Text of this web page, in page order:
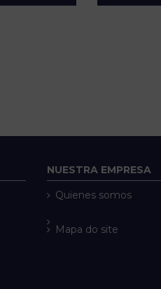
NUESTRA EMPRESA
Quienes somos
Mapa do site